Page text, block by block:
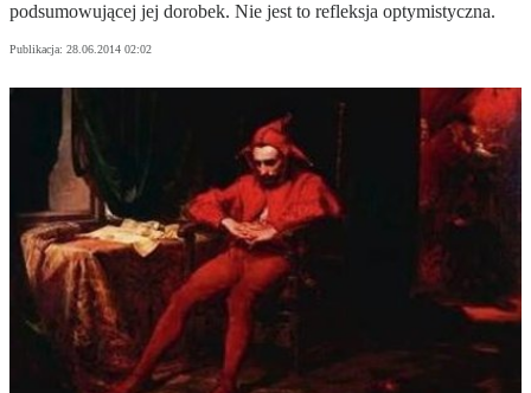
podsumowującej jej dorobek. Nie jest to refleksja optymistyczna.
Publikacja: 28.06.2014 02:02